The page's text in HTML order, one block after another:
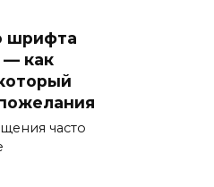
шрифта
— как
часто